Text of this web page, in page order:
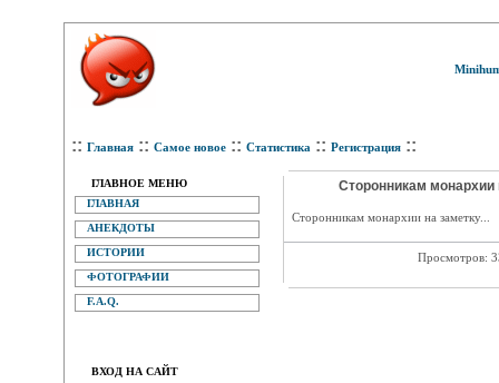
:: Главная :: Самое новое :: Статистика :: Регистрация ::
ГЛАВНОЕ МЕНЮ
ГЛАВНАЯ
АНЕКДОТЫ
ИСТОРИИ
ФОТОГРАФИИ
F.A.Q.
ВХОД НА САЙТ
Сторонникам монархии
Сторонникам монархии на заметку...
Просмотров: